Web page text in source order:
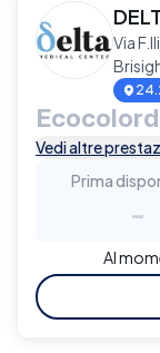
Via
Vedi altre
Prima
-
Al